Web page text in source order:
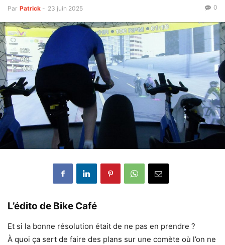
Par Patrick - 23 juin 2025 0
L’édito de Bike Café
Et si la bonne résolution était de ne pas en prendre ?
À quoi ça sert de faire des plans sur une comète où l’on ne